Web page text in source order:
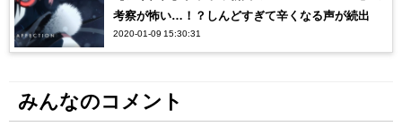
考察が怖い…！？しんどすぎて辛くなる声が続出
2020-01-09 15:30:31
みんなのコメント